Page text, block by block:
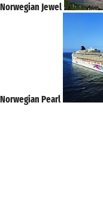
Norwegian Jewel
Norwegian Pearl